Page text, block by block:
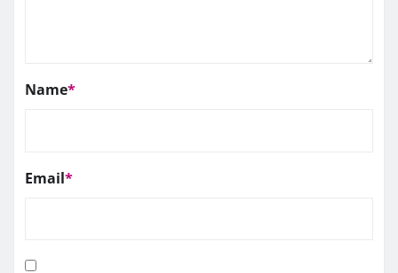
Name*
Email*